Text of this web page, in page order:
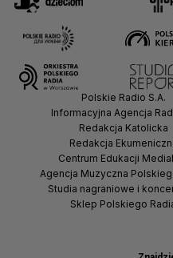
Polskie Radio S.A.
Informacyjna Agencja
Redakcja Katolicka
Redakcja
Centrum Edukacji
Agencja Muzyczna
Studia nagraniowe i
Sklep Polskiego